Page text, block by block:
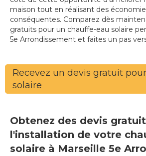
maison tout en réalisant des
conséquentes. Comparez dès
gratuits pour un chauffe-eau solaire
5e Arrondissement et faites un pas
Recevez un devis gratuit
solaire
Obtenez des devis
l'installation de votre
solaire à Marseille 5e